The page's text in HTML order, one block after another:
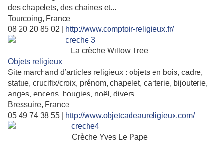
des chapelets, des chaines et...
Tourcoing, France
08 20 20 85 02 |
http://www.comptoir-religieux.fr/
La crèche Willow Tree
Objets religieux
Site marchand d’articles religieux : objets en bois, cadre,
statue, crucifix/croix, prénom, chapelet, carterie, bijouterie,
anges, encens, bougies, noël, divers... ...
Bressuire, France
05 49 74 38 55 |
http://www.objetcadeaureligieux.com/
Crèche Yves Le Pape